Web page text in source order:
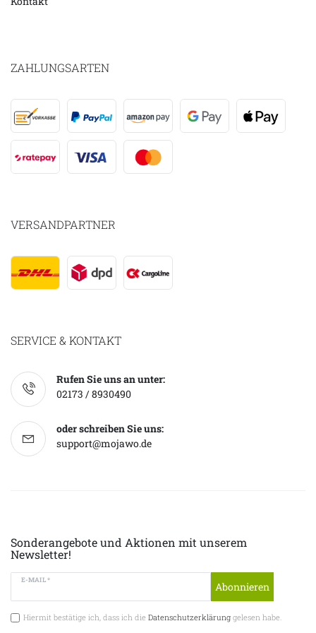
ZAHLUNGSARTEN
VERSANDPARTNER
SERVICE & KONTAKT
Rufen Sie uns an unter:
02173 / 8930490
oder schreiben Sie uns:
support@mojawo.de
Sonderangebote und Aktionen mit unserem
Newsletter!
E-MAIL *
Abonnieren
Hiermit bestätige ich, dass ich die Datenschutzerklärunggelesen habe.